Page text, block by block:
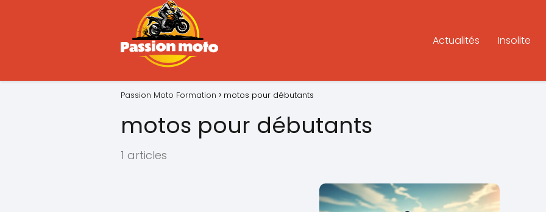
Actualités Insolite
Passion Moto Formation motos pour débutants
motos pour débutants
1 articles